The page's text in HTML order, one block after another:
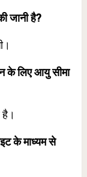
जानी है?
के लिए आयु सीमा
है।
के माध्यम से